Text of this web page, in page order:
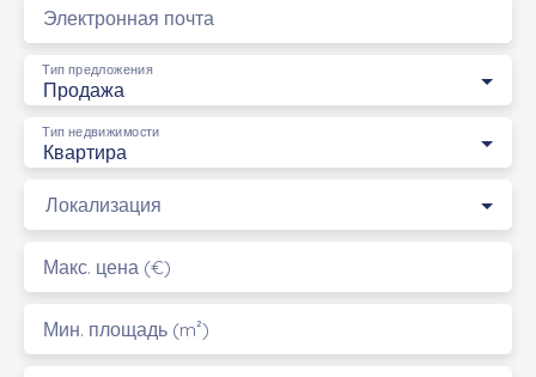
Электронная почта
Продажа
Тип предложения
Квартира
Тип недвижимости
Локализация
Макс. цена (€)
Мин. площадь (m²)